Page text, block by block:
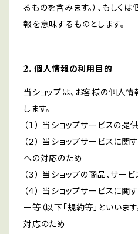
るものを含みます。）、もしく
報を意味するものとします。
2. 個人情報の利用目的
当ショップは、お客様の個人
します。
（１） 当ショップサービスの提
（２） 当ショップサービスに
への対応のため
（３） 当ショップの商品、サー
（４） 当ショップサービスに関
ー等（以下「規約等」といいま
対応のため